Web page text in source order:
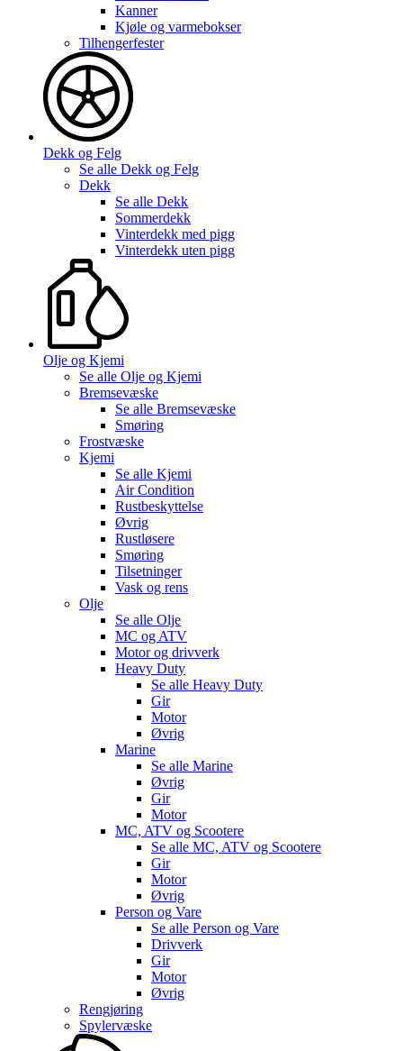
Kanner
Kjøle og varmebokser
Tilhengerfester
Dekk og Felg
Se alle Dekk og Felg
Dekk
Se alle Dekk
Sommerdekk
Vinterdekk med pigg
Vinterdekk uten pigg
Olje og Kjemi
Se alle Olje og Kjemi
Bremsevæske
Se alle Bremsevæske
Smøring
Frostvæske
Kjemi
Se alle Kjemi
Air Condition
Rustbeskyttelse
Øvrig
Rustløsere
Smøring
Tilsetninger
Vask og rens
Olje
Se alle Olje
MC og ATV
Motor og drivverk
Heavy Duty
Se alle Heavy Duty
Gir
Motor
Øvrig
Marine
Se alle Marine
Øvrig
Gir
Motor
MC, ATV og Scootere
Se alle MC, ATV og Scootere
Gir
Motor
Øvrig
Person og Vare
Se alle Person og Vare
Drivverk
Gir
Motor
Øvrig
Rengjøring
Spylervæske